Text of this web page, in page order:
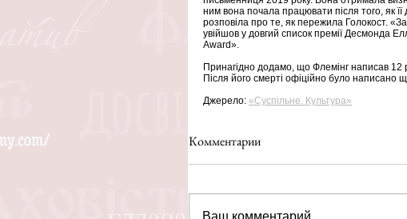
ним вона почала працювати після того, як
розповіла про те, як пережила Голокост.
увійшов у довгий список премії Десмонда
Award».
Принагідно додамо, що Флемінг написав 12
Після його смерті офіційно було написано
Джерело: «Суспільне. Культура»
Комментарии